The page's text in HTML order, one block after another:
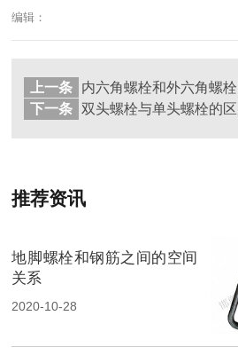
编辑：
上一条
下一条
推荐资讯
地脚螺栓和钢筋之间的空间
关系
2020-10-28